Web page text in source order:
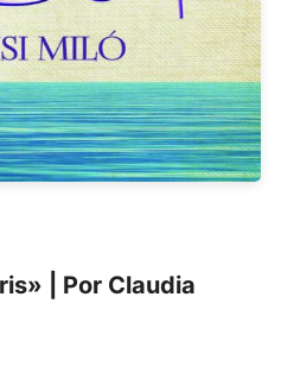
| Por Claudia